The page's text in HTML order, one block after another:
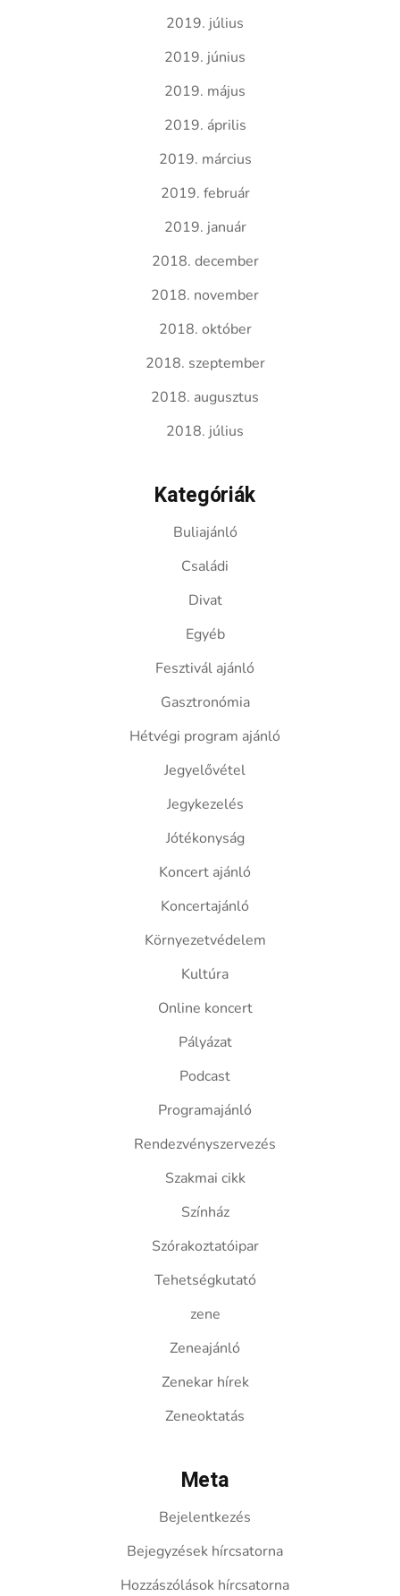
2019. július
2019. június
2019. május
2019. április
2019. március
2019. február
2019. január
2018. december
2018. november
2018. október
2018. szeptember
2018. augusztus
2018. július
Kategóriák
Buliajánló
Családi
Divat
Egyéb
Fesztivál ajánló
Gasztronómia
Hétvégi program ajánló
Jegyelővétel
Jegykezelés
Jótékonyság
Koncert ajánló
Koncertajánló
Környezetvédelem
Kultúra
Online koncert
Pályázat
Podcast
Programajánló
Rendezvényszervezés
Szakmai cikk
Színház
Szórakoztatóipar
Tehetségkutató
zene
Zeneajánló
Zenekar hírek
Zeneoktatás
Meta
Bejelentkezés
Bejegyzések hírcsatorna
Hozzászólások hírcsatorna